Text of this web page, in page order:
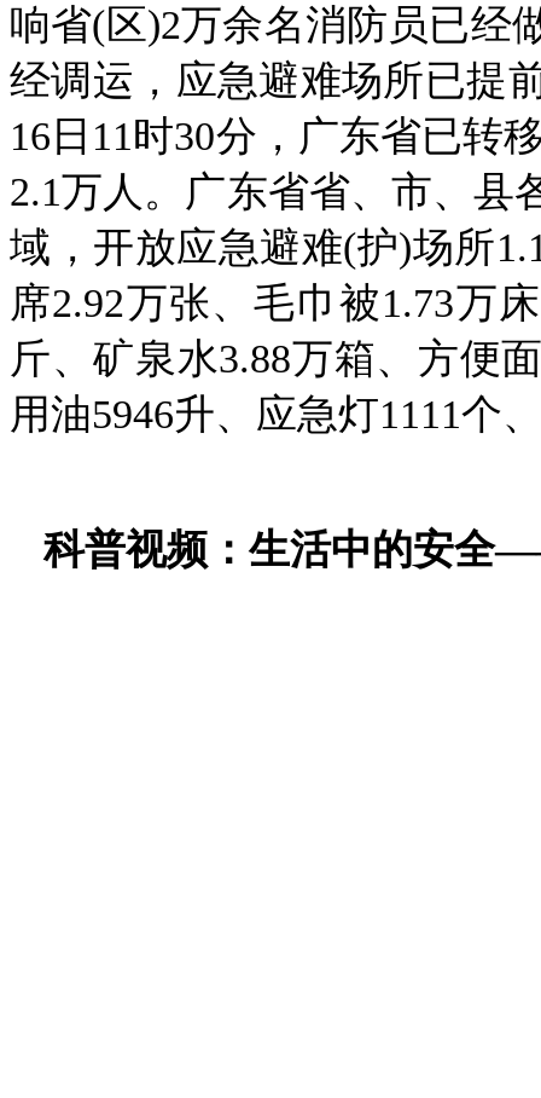
响省(区)2万余名消防员已经
经调运，应急避难场所已提
16日11时30分，广东省已转
2.1万人。广东省省、市、县
域，开放应急避难(护)场所
席2.92万张、毛巾被1.73万
斤、矿泉水3.88万箱、方便
用油5946升、应急灯1111个
科普视频： 生活中的安全